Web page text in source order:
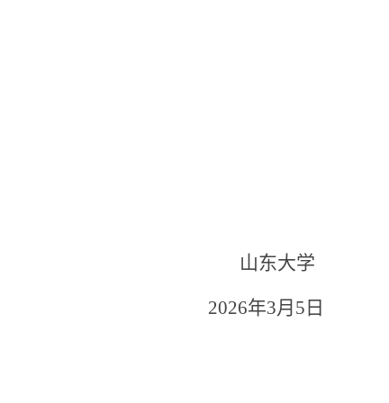
山东大学
2026年3月 5 日